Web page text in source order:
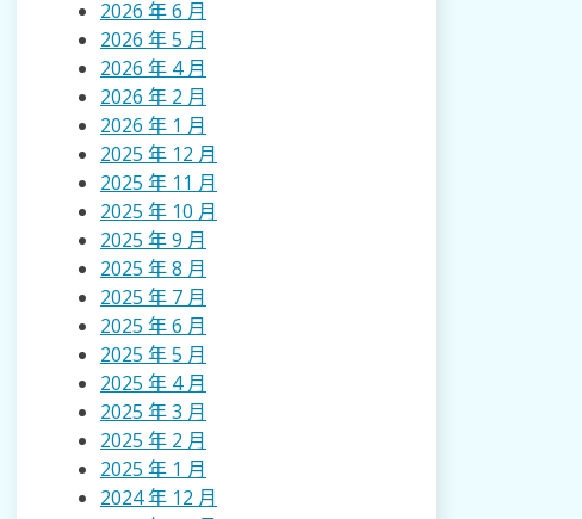
2026 年 6 月
2026 年 5 月
2026 年 4 月
2026 年 2 月
2026 年 1 月
2025 年 12 月
2025 年 11 月
2025 年 10 月
2025 年 9 月
2025 年 8 月
2025 年 7 月
2025 年 6 月
2025 年 5 月
2025 年 4 月
2025 年 3 月
2025 年 2 月
2025 年 1 月
2024 年 12 月